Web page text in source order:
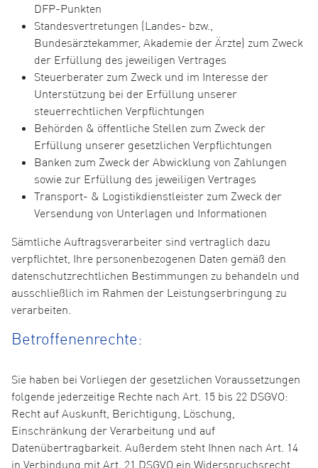
DFP-Punkten
Standesvertretungen (Landes- bzw.,
Bundesärztekammer, Akademie der Ärzte) zum Zweck
der Erfüllung des jeweiligen Vertrages
Steuerberater zum Zweck und im Interesse der
Unterstützung bei der Erfüllung unserer
steuerrechtlichen Verpflichtungen
Behörden & öffentliche Stellen zum Zweck der
Erfüllung unserer gesetzlichen Verpflichtungen
Banken zum Zweck der Abwicklung von Zahlungen
sowie zur Erfüllung des jeweiligen Vertrages
Transport- & Logistikdienstleister zum Zweck der
Versendung von Unterlagen und Informationen
Sämtliche Auftragsverarbeiter sind vertraglich dazu
verpflichtet, Ihre personenbezogenen Daten gemäß den
datenschutzrechtlichen Bestimmungen zu behandeln und
ausschließlich im Rahmen der Leistungserbringung zu
verarbeiten.
Betroffenenrechte:
Sie haben bei Vorliegen der gesetzlichen Voraussetzungen
folgende jederzeitige Rechte nach Art. 15 bis 22 DSGVO:
Recht auf Auskunft, Berichtigung, Löschung,
Einschränkung der Verarbeitung und auf
Datenübertragbarkeit. Außerdem steht Ihnen nach Art. 14
in Verbindung mit Art. 21 DSGVO ein Widerspruchsrecht